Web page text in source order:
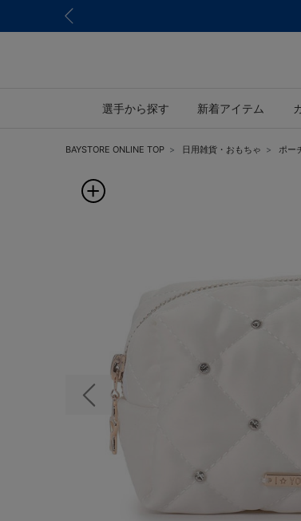
選手から探す 新着アイテム
BAYSTORE ONLINE TOP 日用雑貨・おもちゃ ポー
前の画像